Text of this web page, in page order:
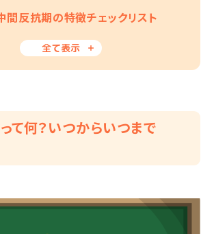
間反抗期の特徴チェックリスト
全て表示
て何？いつからいつまで